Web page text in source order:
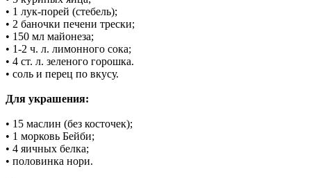
• 1 лук-порей (стебель);
• 2 баночки печени трески;
• 150 мл майонеза;
• 1-2 ч. л. лимонного сока;
• 4 ст. л. зеленого горошка.
• соль и перец по вкусу.
Для украшения:
• 15 маслин (без косточек);
• 1 морковь Бейби;
• 4 яичных белка;
• половинка нори.